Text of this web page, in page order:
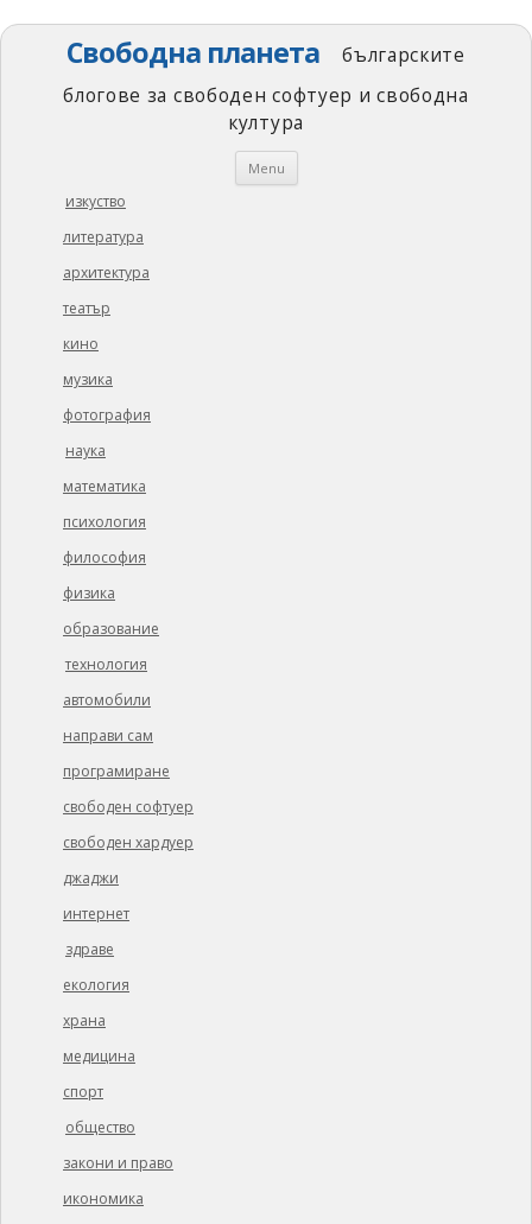
Свободна планета
българските
блогове за свободен софтуер и свободна
култура
Menu Skip
изкуство
литература
архитектура
театър
кино
музика
фотография
наука
математика
психология
философия
физика
образование
технология
автомобили
направи сам
програмиране
свободен софтуер
свободен хардуер
джаджи
интернет
здраве
екология
храна
медицина
спорт
общество
закони и право
икономика